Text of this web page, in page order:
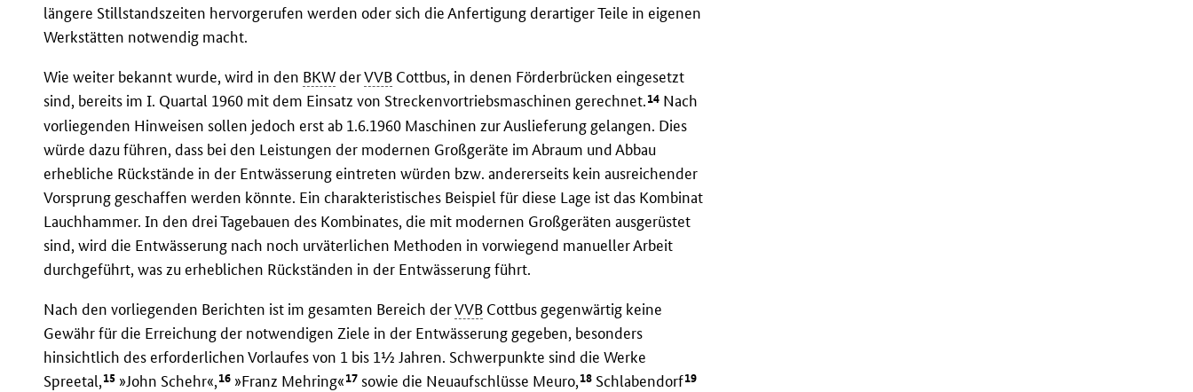
längere Stillstandszeiten hervorgerufen werden oder sich die Anfertigung derartiger Teile in eigenen
Werkstätten notwendig macht.
Wie weiter bekannt wurde, wird in den BKWderVVB Cottbus, in denen Förderbrücken eingesetzt
sind, bereits im I. Quartal 1960 mit dem Einsatz von Streckenvortriebsmaschinen gerechnet.14 Nach
vorliegenden Hinweisen sollen jedoch erst ab 1.6.1960 Maschinen zur Auslieferung gelangen. Dies
würde dazu führen, dass bei den Leistungen der modernen Großgeräte im Abraum und Abbau
erhebliche Rückstände in der Entwässerung eintreten würden bzw. andererseits kein ausreichender
Vorsprung geschaffen werden könnte. Ein charakteristisches Beispiel für diese Lage ist das Kombinat
Lauchhammer. In den drei Tagebauen des Kombinates, die mit modernen Großgeräten ausgerüstet
sind, wird die Entwässerung nach noch urväterlichen Methoden in vorwiegend manueller Arbeit
durchgeführt, was zu erheblichen Rückständen in der Entwässerung führt.
Nach den vorliegenden Berichten ist im gesamten Bereich derVVB Cottbus gegenwärtig keine
Gewähr für die Erreichung der notwendigen Ziele in der Entwässerung gegeben, besonders
hinsichtlich des erforderlichen Vorlaufes von 1 bis 1½ Jahren. Schwerpunkte sind die Werke
Spreetal,15 »John Schehr«,16 »Franz Mehring«17 sowie die Neuaufschlüsse Meuro,18 Schlabendorf19